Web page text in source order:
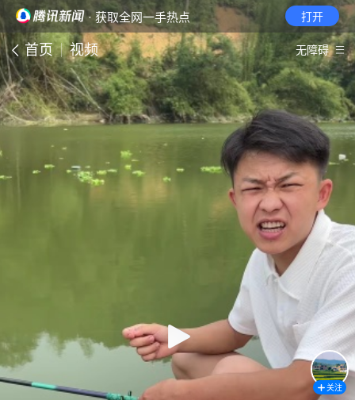
· 获取全网一手热点 打开
首页 视频 无障碍
关注